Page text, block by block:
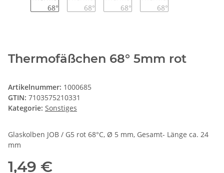
Thermofäßchen 68° 5mm rot
Artikelnummer: 1000685
GTIN: 7103575210331
Kategorie: Sonstiges
Glaskolben JOB / G5 rot 68°C, Ø 5 mm, Gesamt- Länge ca. 24
mm
1,49 €